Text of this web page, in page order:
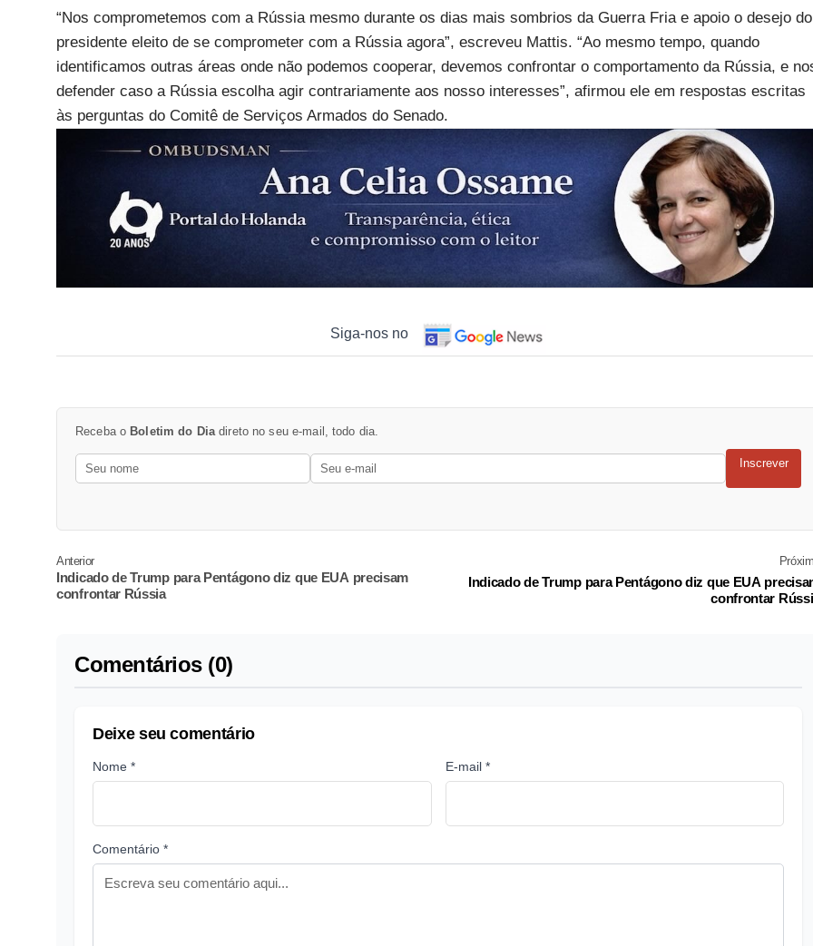
“Nos comprometemos com a Rússia mesmo durante os dias mais sombrios da Guerra Fria e apoio o desejo do
presidente eleito de se comprometer com a Rússia agora”, escreveu Mattis. “Ao mesmo tempo, quando
identificamos outras áreas onde não podemos cooperar, devemos confrontar o comportamento da Rússia, e
defender caso a Rússia escolha agir contrariamente aos nosso interesses”, afirmou ele em respostas escritas
às perguntas do Comitê de Serviços Armados do Senado.
Siga-nos no
Receba o Boletim do Diadireto no seu e-mail, todo dia.
Inscrever
Anterior
Indicado de Trump para Pentágono diz que EUA precisam
confrontar Rússia
Indicado de Trump para Pentágono diz que EUA
confrontar
Comentários (0)
Deixe seu comentário
Nome * E-mail *
Comentário *